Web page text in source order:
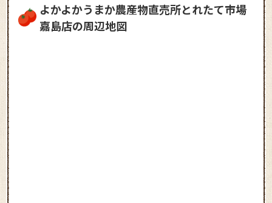
よかよかうまか農産物直売所とれたて市場
嘉島店の周辺地図